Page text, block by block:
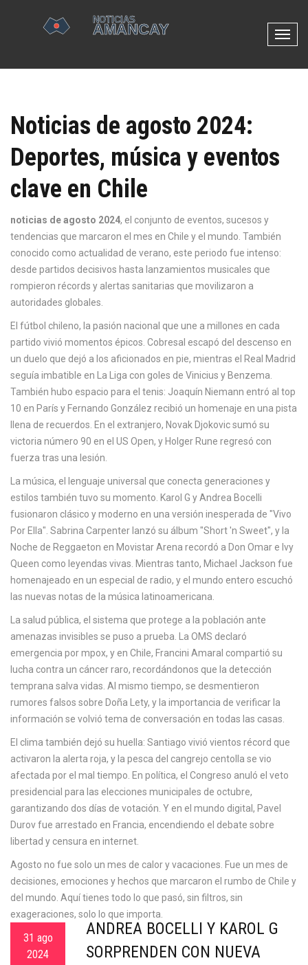
N
v
Noticias de agosto 2024:
Deportes, música y eventos
clave en Chile
noticias de agosto 2024, el conjunto de eventos, sucesos y
tendencias que marcaron el mes en Chile y el mundo . También
conocido como actualidad de verano, este periodo fue intenso:
desde partidos decisivos hasta lanzamientos musicales que
rompieron récords y alertas sanitarias que movilizaron a
autoridades globales.
El fútbol chileno, la pasión nacional que une a millones en cada
partido vivió momentos épicos. Cobresal escapó del descenso en
un duelo que dejó a los aficionados en pie, mientras el Real Madrid
seguía imbatible en La Liga con goles de Vinicius y Benzema.
También hubo espacio para el tenis: Joaquín Niemann entró al top
10 en París y Fernando González recibió un homenaje en una pista
llena de recuerdos. En el extranjero, Novak Djokovic sumó su
victoria número 90 en el US Open, y Holger Rune regresó con
fuerza tras una lesión.
La música, el lenguaje universal que conecta generaciones y
estilos también tuvo su momento. Karol G y Andrea Bocelli
fusionaron clásico y moderno en una versión inesperada de "Vivo
Por Ella". Sabrina Carpenter lanzó su álbum "Short 'n Sweet", y la
Noche de Reggaeton en Movistar Arena recordó a Don Omar e Ivy
Queen como leyendas vivas. Mientras tanto, Michael Jackson fue
homenajeado en un especial de radio, y el mundo entero escuchó
las nuevas notas de la música latinoamericana.
La salud pública, el sistema que protege a la población ante
amenazas invisibles se puso a prueba. La OMS declaró
emergencia por mpox, y en Chile, Francini Amaral compartió su
lucha contra un cáncer raro, recordándonos que la detección
temprana salva vidas. Al mismo tiempo, se desmentieron
rumores falsos sobre Doña Lety, y la importancia de verificar la
información se volvió tema de conversación en todas las casas.
El clima también dejó su huella: Santiago vivió vientos récord que
activaron la alerta roja, y la pesca del cangrejo centolla se vio
afectada por el mal tiempo. En política, el Congreso anuló el veto
presidencial para las elecciones municipales de octubre,
garantizando dos días de votación. Y en el mundo digital, Pavel
Durov fue arrestado en Francia, encendiendo el debate sobre
libertad y censura en internet.
Agosto no fue solo un mes de calor y vacaciones. Fue un mes de
decisiones, emociones y hechos que marcaron el rumbo de Chile y
del mundo. Aquí tienes todo lo que pasó, sin filtros, sin
exageraciones, solo lo que importa.
31 ago
2024
ANDREA BOCELLI Y KAROL G
SORPRENDEN CON NUEVA